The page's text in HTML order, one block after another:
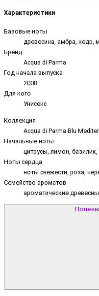
Характеристики
Базовые ноты
древесина, амбра, кедр,
Бренд
Acqua di Parma
Год начала выпуска
2008
Для кого
Унисекс
Коллекция
Acqua di Parma Blu
Начальные ноты
цитрусы, лимон, базилик,
Ноты сердца
ноты свежести, роза,
Семейство ароматов
ароматические